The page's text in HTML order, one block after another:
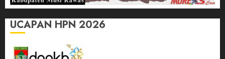
UCAPAN HPN 2026